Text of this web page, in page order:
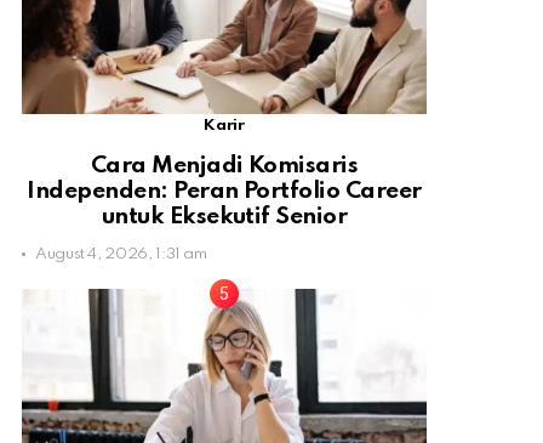
Karir
Cara Menjadi Komisaris
Independen: Peran Portfolio Career
untuk Eksekutif Senior
August 4, 2026, 1:31 am